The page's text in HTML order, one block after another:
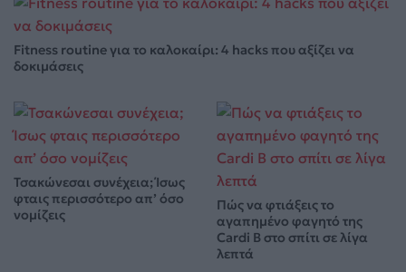
Fitness routine για το καλοκαίρι: 4 hacks που αξίζει να
δοκιμάσεις
Τσακώνεσαι συνέχεια; Ίσως
φταις περισσότερο απ’ όσο
νομίζεις
Πώς να φτιάξεις το
αγαπημένο φαγητό της
Cardi B στο σπίτι σε λίγα
λεπτά